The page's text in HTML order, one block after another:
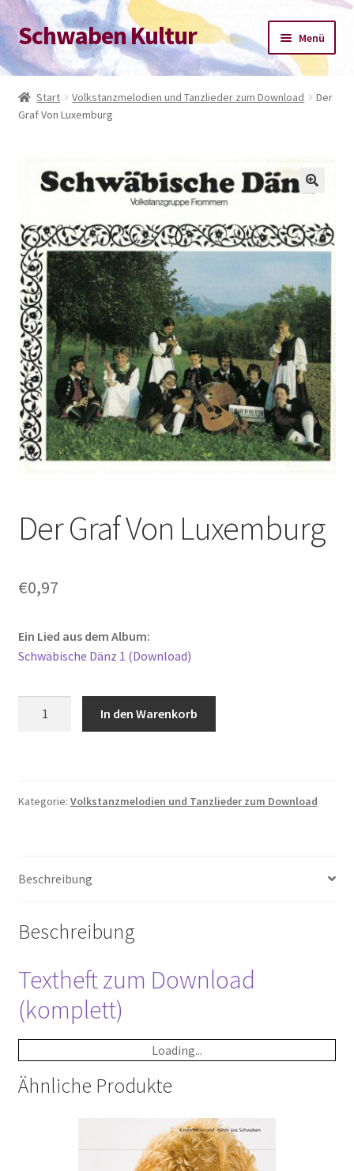
Zur
Navigation
springen
Zum
Inhalt
springen
Schwaben Kultur Menü
Start
Datenschutz-Bestimmungen
Mein Konto
Warenkorb
Start Volkstanzmelodien und Tanzlieder zum Download
Der
Graf Von Luxemburg
Der Graf Von Luxemburg
€0,97
Ein Lied aus dem Album:
Schwäbische Dänz 1 (Download)
In den Warenkorb
Kategorie: Volkstanzmelodien und Tanzlieder zum Download
Beschreibung
Beschreibung
Textheft zum Download
(komplett)
Loading...
Ähnliche Produkte